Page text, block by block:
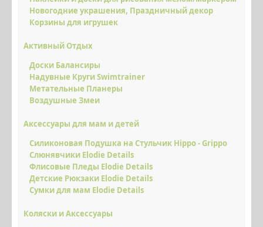
Новогодние украшения, Праздничный декор
Корзины для игрушек
Активный Отдых
Доски Балансиры
Надувные Круги Swimtrainer
Метательные Планеры
Воздушные Змеи
Аксессуары для мам и детей
Силиконовая Подушка на Стульчик Hippo - Grippo
Слюнявчики Elodie Details
Флисовые Пледы Elodie Details
Детские Рюкзаки Elodie Details
Сумки для мам Elodie Details
Коляски и Аксессуары